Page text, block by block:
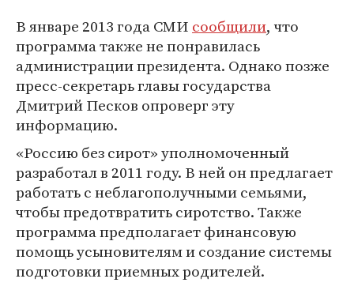
В январе 2013 года СМИ сообщили, что
программа также не понравилась
администрации президента. Однако позже
пресс-секретарь главы государства
Дмитрий Песков опроверг эту
информацию.
«Россию без сирот» уполномоченный
разработал в 2011 году. В ней он предлагает
работать с неблагополучными семьями,
чтобы предотвратить сиротство. Также
программа предполагает финансовую
помощь усыновителям и создание системы
подготовки приемных родителей.